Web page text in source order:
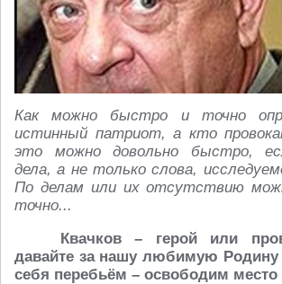
Как можно быстро и точно
истинный патриот, а кто
это можно довольно быстро,
дела, а не только слова,
По делам или их отсутствию
точно...
Квачков – герой или
давайте за нашу любимую
себя перебьём – освободим